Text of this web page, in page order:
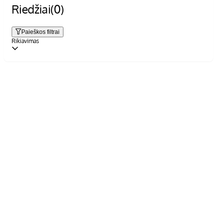
Riedžiai(0)
Paieškos filtrai
Rikiavimas